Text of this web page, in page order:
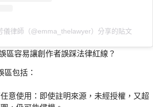
儀律師（@emma_thelawyer）分享的貼文
區容易讓創作者誤踩法律紅線？
區包括：
意使用：即使註明來源，未經授權，又超